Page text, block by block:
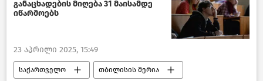
ახალი ამბები
განაცხადების მიღება 31 მაისამდე
იწარმოებს
23 აპრილი 2025, 15:49
საქართველო თბილისის მერია